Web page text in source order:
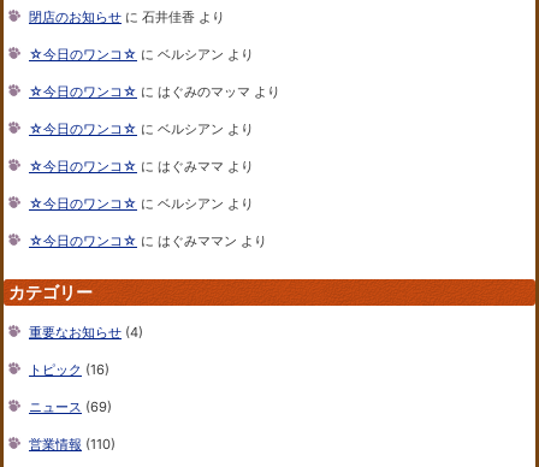
閉店のお知らせ に 石井佳香 より
☆今日のワンコ☆ に ベルシアン より
☆今日のワンコ☆ に はぐみのマッマ より
☆今日のワンコ☆ に ベルシアン より
☆今日のワンコ☆ に はぐみママ より
☆今日のワンコ☆ に ベルシアン より
☆今日のワンコ☆ に はぐみママン より
カテゴリー
重要なお知らせ (4)
トピック (16)
ニュース (69)
営業情報 (110)